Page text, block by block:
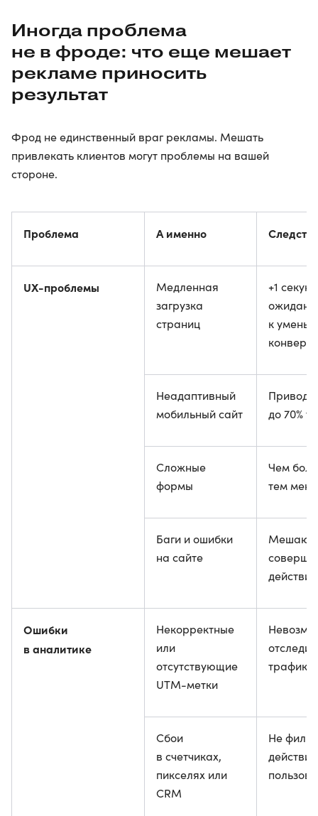
Иногда проблема
не в фроде: что еще мешает
рекламе приносить
результат
Фрод не единственный враг рекламы. Мешать
привлекать клиентов могут проблемы на вашей
стороне.
Проблема А именно
UX-проблемы
Медленная
загрузка
страниц
+1
к
Неадаптивный
мобильный сайт
до 70%
Сложные
формы
Чем
тем
Баги и ошибки
на сайте
Мешают
действие
Ошибки
в аналитике
Некорректные
или
отсутствующие
UTM-метки
трафика
Сбои
в счетчиках,
пикселях или
CRM
Не
действия